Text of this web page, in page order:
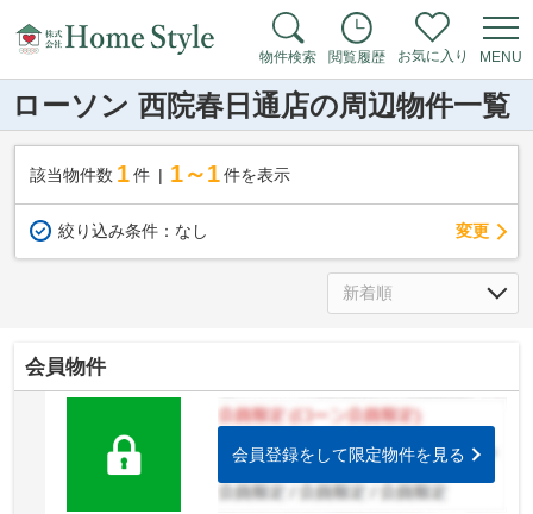
物件検索 閲覧履歴 お気に入り MENU
ローソン 西院春日通店の周辺物件一覧
該当物件数 1件 1～1 件を表示
絞り込み条件： なし 変更
会員物件
会員登録をして限定物件を見る